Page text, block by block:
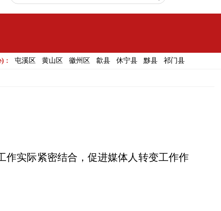
) : 屯溪区 黄山区 徽州区 歙县 休宁县 黟县 祁门县
作实际紧密结合，促进媒体人转变工作作